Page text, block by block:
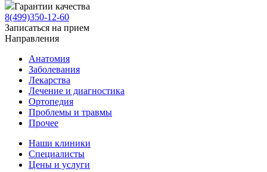
Гарантии качества
8(499)350-12-60
Записаться на прием
Направления
Анатомия
Заболевания
Лекарства
Лечение и диагностика
Ортопедия
Проблемы и травмы
Прочее
Наши клиники
Специалисты
Цены и услуги